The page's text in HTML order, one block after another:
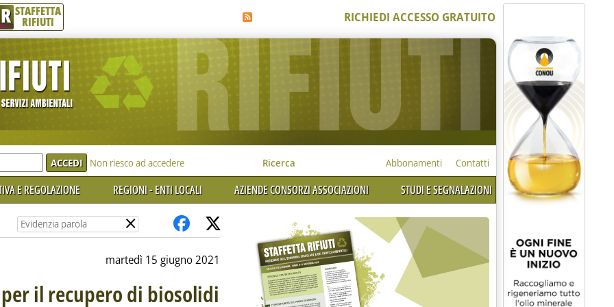
R STAFFETTA
RIFIUTI RICHIEDI ACCESSO GRATUITO
Non riesco ad accedere Ricerca Abbonamenti Contatti
E REGOLAZIONE REGIONI - ENTI LOCALI AZIENDE CONSORZI ASSOCIAZIONI STUDI E SEGNALAZIONI
×
martedì 15 giugno 2021
il recupero di biosolidi